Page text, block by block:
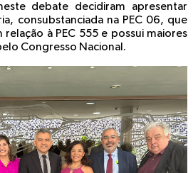
debate decidiram apresentar
consubstanciada na PEC 06, que
à PEC 555 e possui maiores
Congresso Nacional.